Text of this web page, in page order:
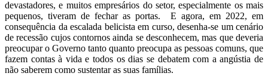
devastadores, e muitos empresários do setor, especialmente os mais
pequenos, tiveram de fechar as portas. E agora, em 2022, em
consequência da escalada belicista em curso, desenha-se um cenário
de recessão cujos contornos ainda se desconhecem, mas que deveria
preocupar o Governo tanto quanto preocupa as pessoas comuns, que
fazem contas à vida e todos os dias se debatem com a angústia de
não saberem como sustentar as suas famílias.